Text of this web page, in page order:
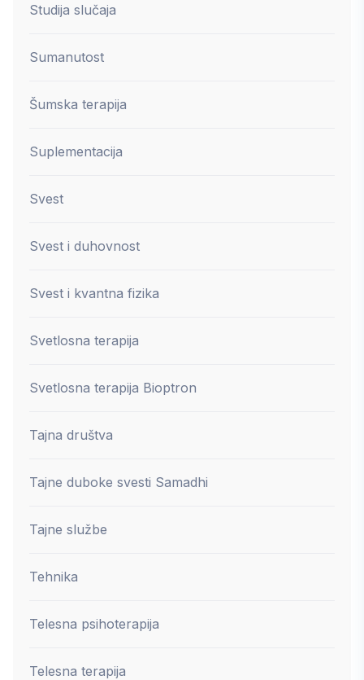
Studija slučaja
Sumanutost
Šumska terapija
Suplementacija
Svest
Svest i duhovnost
Svest i kvantna fizika
Svetlosna terapija
Svetlosna terapija Bioptron
Tajna društva
Tajne duboke svesti Samadhi
Tajne službe
Tehnika
Telesna psihoterapija
Telesna terapija